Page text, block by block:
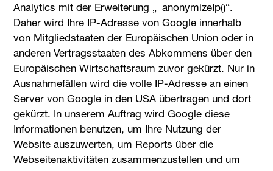
Analytics mit der Erweiterung „_anonymizeIp()“.
Daher wird Ihre IP-Adresse von Google innerhalb
von Mitgliedstaaten der Europäischen Union oder in
anderen Vertragsstaaten des Abkommens über den
Europäischen Wirtschaftsraum zuvor gekürzt. Nur in
Ausnahmefällen wird die volle IP-Adresse an einen
Server von Google in den USA übertragen und dort
gekürzt. In unserem Auftrag wird Google diese
Informationen benutzen, um Ihre Nutzung der
Website auszuwerten, um Reports über die
Webseitenaktivitäten zusammenzustellen und um